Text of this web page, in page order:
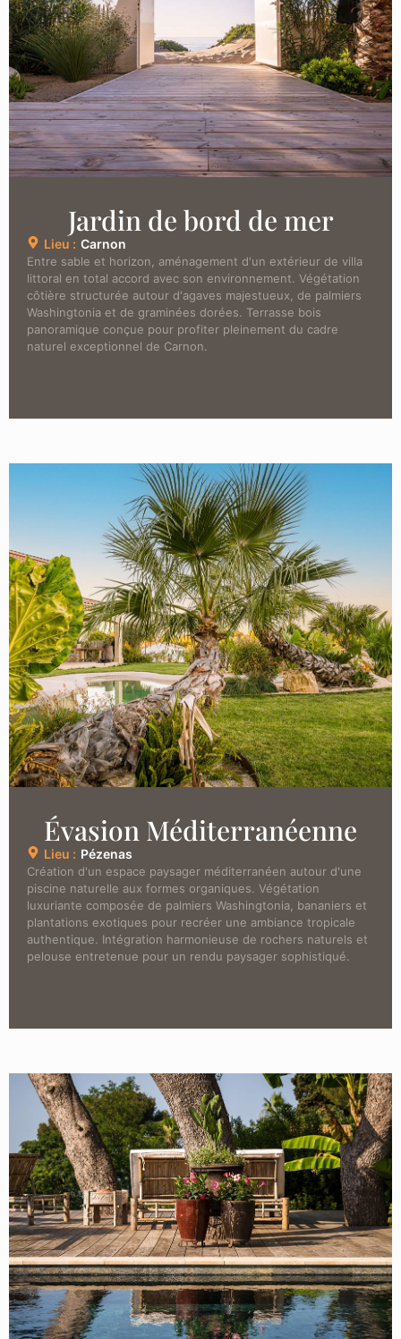
Jardin de bord de mer
Lieu : Carnon
Entre sable et horizon, aménagement d'un extérieur de villa
littoral en total accord avec son environnement. Végétation
côtière structurée autour d'agaves majestueux, de palmiers
Washingtonia et de graminées dorées. Terrasse bois
panoramique conçue pour profiter pleinement du cadre
naturel exceptionnel de Carnon.
Évasion Méditerranéenne
Lieu : Pézenas
Création d'un espace paysager méditerranéen autour d'une
piscine naturelle aux formes organiques. Végétation
luxuriante composée de palmiers Washingtonia, bananiers et
plantations exotiques pour recréer une ambiance tropicale
authentique. Intégration harmonieuse de rochers naturels et
pelouse entretenue pour un rendu paysager sophistiqué.